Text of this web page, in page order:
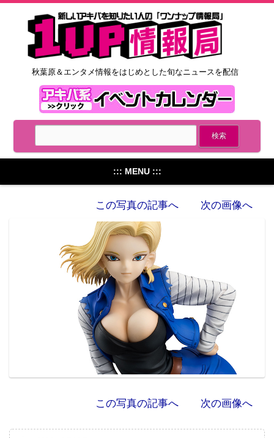
秋葉原＆エンタメ情報をはじめとした旬なニュースを配信
::: MENU :::
この写真の記事へ 次の画像へ
この写真の記事へ 次の画像へ